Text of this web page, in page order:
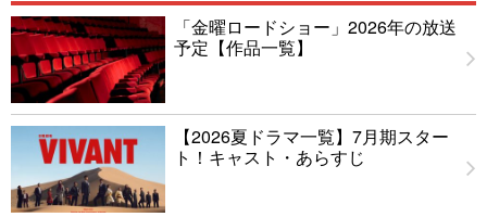
「金曜ロードショー」2026年の放送
予定【作品一覧】
【2026夏ドラマ一覧】7月期スター
ト！キャスト・あらすじ